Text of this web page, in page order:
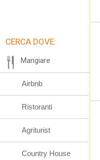
CERCA DOVE:
Mangiare
Airbnb
Ristoranti
Agriturist
Country House